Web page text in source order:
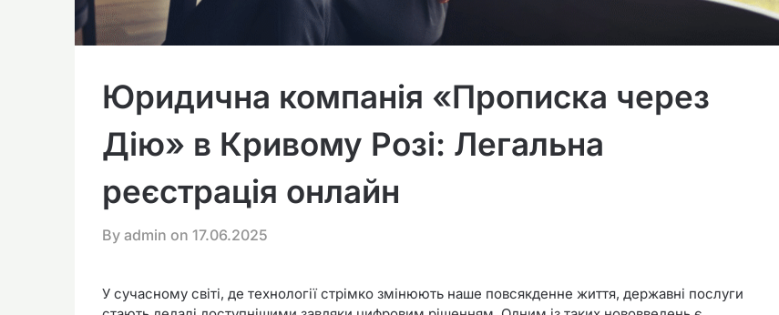
Юридична компанія «Прописка через
Дію» в Кривому Розі: Легальна
реєстрація онлайн
By admin on 17.06.2025
У сучасному світі, де технології стрімко змінюють наше повсякденне життя, державні послуги